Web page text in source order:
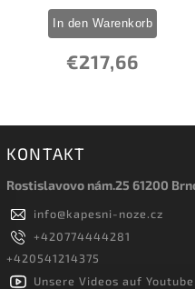
€217,66
In den Warenkorb
KONTAKT
Rostislavovo nám.25 61200
info@kapesni-noze.cz
+420774444281
+420541214375
Unsere Videos auf Youtube